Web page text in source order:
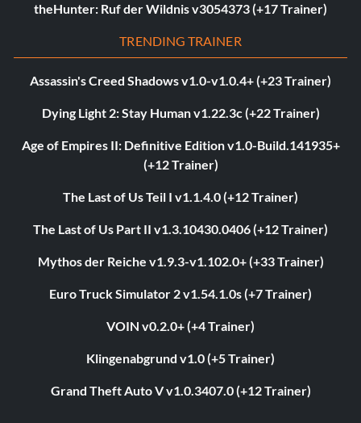
theHunter: Ruf der Wildnis v3054373 (+17 Trainer)
TRENDING TRAINER
Assassin's Creed Shadows v1.0-v1.0.4+ (+23 Trainer)
Dying Light 2: Stay Human v1.22.3c (+22 Trainer)
Age of Empires II: Definitive Edition v1.0-Build.141935+
(+12 Trainer)
The Last of Us Teil I v1.1.4.0 (+12 Trainer)
The Last of Us Part II v1.3.10430.0406 (+12 Trainer)
Mythos der Reiche v1.9.3-v1.102.0+ (+33 Trainer)
Euro Truck Simulator 2 v1.54.1.0s (+7 Trainer)
VOIN v0.2.0+ (+4 Trainer)
Klingenabgrund v1.0 (+5 Trainer)
Grand Theft Auto V v1.0.3407.0 (+12 Trainer)